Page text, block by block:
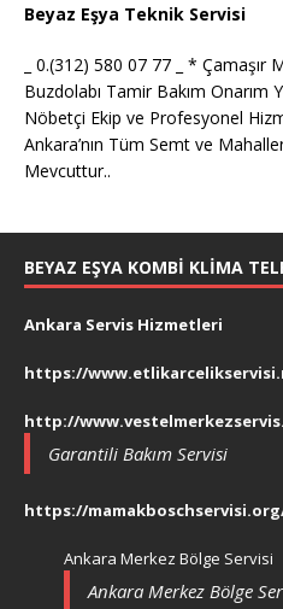
Beyaz Eşya Teknik Servisi
_ 0.(312) 580 07 77 _ *
Buzdolabı Tamir Bakım Onarım
Nöbetçi Ekip ve Profesyonel
Ankara’nın Tüm Semt ve
Mevcuttur..
BEYAZ EŞYA KOMBI KLIMA
Ankara Servis Hizmetleri
https://
http://
Garantili Bakım Servisi
https://
Ankara Merkez Bölge Servisi
Ankara Merkez Bölge